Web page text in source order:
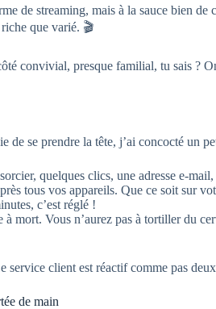
de streaming, mais à la sauce bien
que varié. 🎬
convivial, presque familial, tu sais ?
de se prendre la tête, j’ai concocté
quelques clics, une adresse e-
tous vos appareils. Que ce soit sur
c’est réglé !
mort. Vous n’aurez pas à tortiller du
client est réactif comme pas
de main